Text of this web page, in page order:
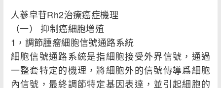
人蔘皁苷Rh2治療癌症機理
（一） 抑制癌細胞增殖
1，調節腫瘤細胞信號通路系統
細胞信號通路系統是指細胞接受外界信號，通過
一整套特定的機理，將細胞外的信號傳導爲細胞
內信號，最終調節特定基因表達，並引起細胞的